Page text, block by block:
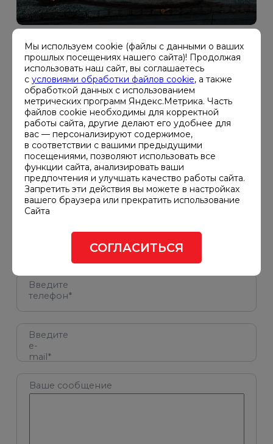
ЗАЯВКА НА ПОДОБНЫЙ
ПРОЕКТ
Сервисное обслуживание дизель-
генераторных установок добывающей
компании
Ваше
имя*
Введите
телефон*
Введите
e-
mail*
Ваше сообщение
Мы используем cookie (файлы с данными о ваших
прошлых посещениях нашего сайта)! Продолжая
использовать наш сайт, вы соглашаетесь
с условиями обработки файлов cookie, а также
обработкой данных с использованием
метрических программ Яндекс.Метрика. Часть
файлов cookie необходимы для корректной
работы сайта, другие делают его удобнее для
вас — персонализируют содержимое,
в соответствии с вашими предыдущими
посещениями, позволяют использовать все
функции сайта, анализировать ваши
предпочтения и улучшать качество работы сайта.
Запретить эти действия вы можете в настройках
вашего браузера или прекратить использование
Сайта
СОГЛАСИТЬСЯ